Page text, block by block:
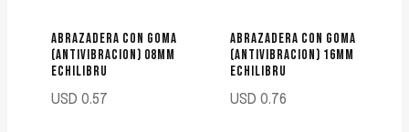
ABRAZADERA CON GOMA
(ANTIVIBRACION) 08MM
ECHILIBRU
USD 0.57
ABRAZADERA CON GOMA
(ANTIVIBRACION) 16MM
ECHILIBRU
USD 0.76